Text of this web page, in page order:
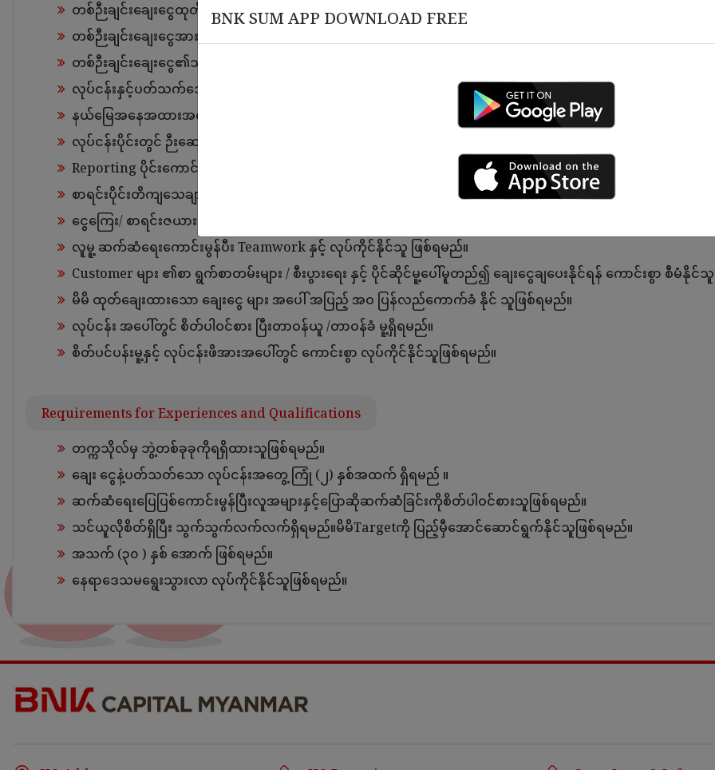
တစ်ဉီးချင်းချေးငွေထုတ်ကုန်အသစ်များ လုပ်ဆောင်နိုင်ရန်အတွက် အချက်အလက်များရှာဖွေခြင်း။
တစ်ဉီးချင်းချေးငွေအားတိုးမြှင့်လုပ်ဆောင်နိုင်ရန် လုပ်ငန်းများ ကုမ္ပဏီများနှင့်ချိတ်ဆက်လုပ်ကိုင်ခြင်း။
တစ်ဉီးချင်းချေးငွေ၏သတ်မှတ် Target ပြည့်မှီအောင်ဆောင်ရွက်ခြင်း။
လုပ်ငန်းနှင့်ပတ်သက်သော အစီအစဉ်များကောင်းစွာရေးဆွဲနိုင်ခြင်း။
နယ်မြေအနေအထားအလိုက်သင့်တော်သော ချေးငွေထုတ်ကုန်များဖော်ထုတ်ခြင်း။
လုပ်ငန်းပိုင်းတွင် ဉီးဆောင်လုပ်ကိုင်နိုင်ခြင်း။
Reporting ပိုင်းကောင်းစွာလုပ်ဆောင်ခြင်း။
စာရင်းပိုင်းတိကျသေချာစွာလုပ်ကိုင်ခြင်း။
ငွေကြေး/ စာရင်းဇယားများနှင့် ပတ်သတ်၍ ကောင်းစွာ တွက်ချက် စစ်ဆေး ထိန်းသိမ်း နိုင်သူ ဖြစ်ရမည်။
လူမူ့ ဆက်ဆံရေးကောင်းမွန်ပီး Teamwork နှင့် လုပ်ကိုင်နိုင်သူ ဖြစ်ရမည်။
Customer များ ၏စာ ရွက်စာတမ်းများ / စီးပွားရေး နှင့် ပိုင်ဆိုင်မူ့ပေါ်မူတည်၍ ချေးငွေချပေးနိုင်ရန် ကောင်းစွာ စီမံနိုင်
မိမိ ထုတ်ချေးထားသော ချေးငွေ များ အပေါ် အပြည့် အဝ ပြန်လည်ကောက်ခံ နိုင် သူဖြစ်ရမည်။
လုပ်ငန်း အပေါ်တွင် စိတ်ပါဝင်စား ပြီးတာဝန်ယူ /တာဝန်ခံ မူ့ရှိရမည်။
စိတ်ပင်ပန်းမူ့နှင့် လုပ်ငန်းဖိအားအပေါ်တွင် ကောင်းစွာ လုပ်ကိုင်နိုင်သူဖြစ်ရမည်။
Requirements for Experiences and Qualifications
တက္ကသိုလ်မှ ဘွဲ့တစ်ခုခုကိုရရှိထားသူဖြစ်ရမည်။
ချေး‌ ငွေနဲ့ပတ်သတ်သော လုပ်ငန်းအတွေ့ ကြုံ (၂) နှစ်အထက် ရှိရမည် ။
ဆက်ဆံရေးပြေပြစ်ကောင်းမွန်ပြီးလူအများနှင့်ပြောဆိုဆက်ဆံခြင်းကိုစိတ်ပါဝင်စားသူဖြစ်ရမည်။
သင်ယူလိုစိတ်ရှိပြီး သွက်သွက်လက်လက်ရှိရမည်။မိမိTargetကို ပြည့်မှီအောင်ဆောင်ရွက်နိုင်သူဖြစ်ရမည်။
အသက် (၃၀ ) နှစ် အောက် ဖြစ်ရမည်။
နေရာဒေသမရွေးသွားလာ လုပ်ကိုင်နိုင်သူဖြစ်ရမည်။
BNK SUM APP DOWNLOAD FREE